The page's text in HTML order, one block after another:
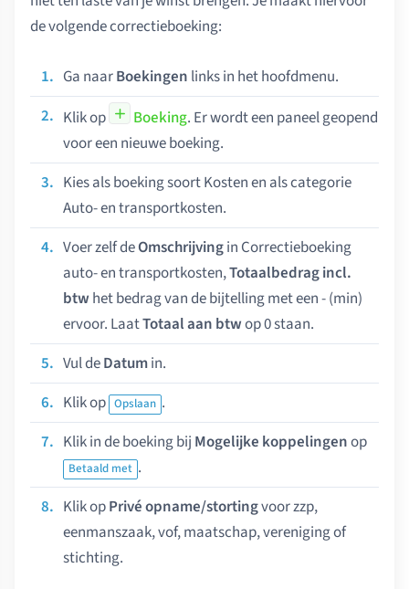
de volgende correctieboeking:
Ga naarBoekingen links in het hoofdmenu.
Klik op
Boeking. Er wordt een paneel geopend
voor een nieuwe boeking.
Kies als boeking soort Kosten en als categorie
Auto- en transportkosten.
Voer zelf deOmschrijvingin Correctieboeking
auto- en transportkosten,Totaalbedrag incl.
btw het bedrag van de bijtelling met een - (min)
ervoor. LaatTotaal aan btwop 0 staan.
Vul deDatumin.
Klik op Opslaan .
Klik in de boeking bij Mogelijke koppelingenop
Betaald met .
Klik opPrivé opname/stortingvoor zzp,
eenmanszaak, vof, maatschap, vereniging of
stichting.